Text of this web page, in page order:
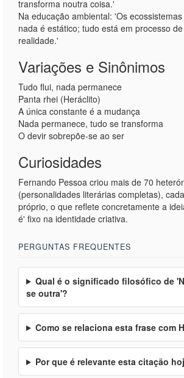
transforma noutra coisa.'
Na educação ambiental: 'Os
nada é estático; tudo está em processo
realidade.'
Variações e Sinônimos
Tudo flui, nada permanece
Panta rhei (Heráclito)
A única constante é a mudança
Nada permanece, tudo se transforma
O devir sobrepõe-se ao ser
Curiosidades
Fernando Pessoa criou mais de 70
(personalidades literárias completas),
próprio, o que reflete concretamente a
é' fixo na identidade criativa.
PERGUNTAS FREQUENTES
Qual é o significado filosófico de
se outra'?
Como se relaciona esta frase com
Por que é relevante esta citação